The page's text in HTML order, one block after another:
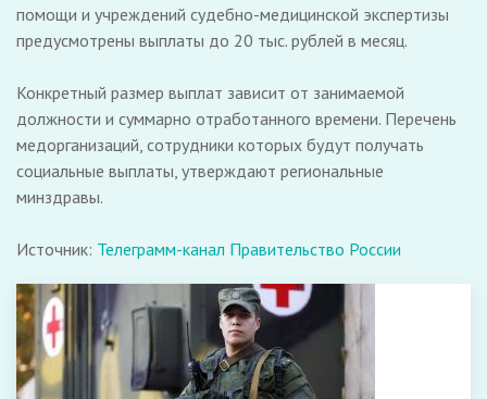
помощи и учреждений судебно-медицинской экспертизы
предусмотрены выплаты до 20 тыс. рублей в месяц.
Конкретный размер выплат зависит от занимаемой
должности и суммарно отработанного времени. Перечень
медорганизаций, сотрудники которых будут получать
социальные выплаты, утверждают региональные
минздравы.
Источник: Телеграмм-канал Правительство России